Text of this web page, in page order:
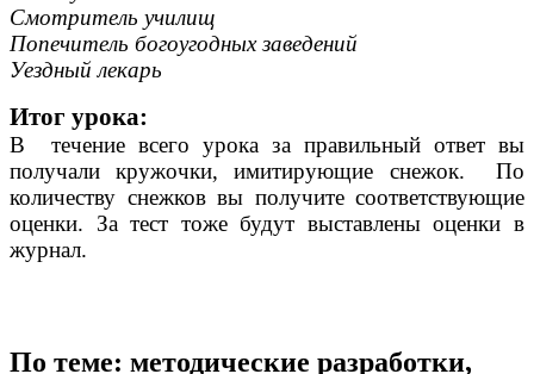
Смотритель училищ
Попечитель богоугодных заведений
Уездный лекарь
Итог урока:
В течение всего урока за правильный ответ вы
получали кружочки, имитирующие снежок. По
количеству снежков вы получите соответствующие
оценки. За тест тоже будут выставлены оценки в
журнал.
По теме: методические разработки,